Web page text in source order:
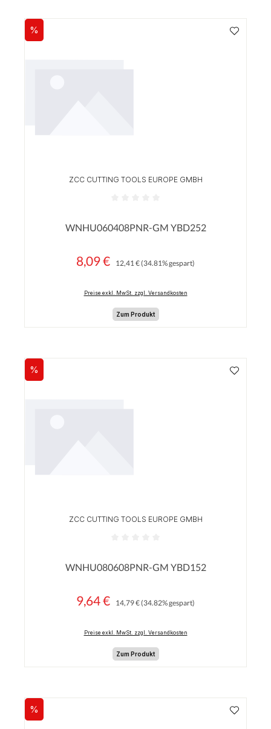
Rabatt
%
ZCC CUTTING TOOLS EUROPE GMBH
WNHU060408PNR-GM YBD252
Verkaufspreis:
8,09 € 12,41 €(34.81% gespart)
Preise exkl. MwSt. zzgl. Versandkosten
Zum Produkt
Rabatt
%
ZCC CUTTING TOOLS EUROPE GMBH
WNHU080608PNR-GM YBD152
Verkaufspreis:
9,64 € 14,79 €(34.82% gespart)
Preise exkl. MwSt. zzgl. Versandkosten
Zum Produkt
Rabatt
%